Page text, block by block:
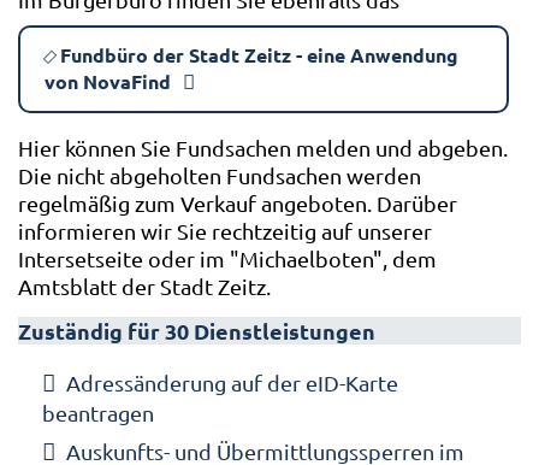
Fundbüro der Stadt Zeitz - eine Anwendung
von NovaFind
Hier können Sie Fundsachen melden und abgeben.
Die nicht abgeholten Fundsachen werden
regelmäßig zum Verkauf angeboten. Darüber
informieren wir Sie rechtzeitig auf unserer
Intersetseite oder im "Michaelboten", dem
Amtsblatt der Stadt Zeitz.
Zuständig für 30 Dienstleistungen
Adressänderung auf der eID-Karte
beantragen
Auskunfts- und Übermittlungssperren im